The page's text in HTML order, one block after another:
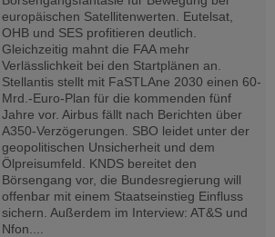
europäischen Satellitenwerten. Eutelsat,
OHB und SES profitieren deutlich.
Gleichzeitig mahnt die FAA mehr
Verlässlichkeit bei den Startplänen an.
Stellantis stellt mit FaSTLAne 2030 einen 60-
Mrd.-Euro-Plan für die kommenden fünf
Jahre vor. Airbus fällt nach Berichten über
A350-Verzögerungen. SBO leidet unter der
geopolitischen Unsicherheit und dem
Ölpreisumfeld. KNDS bereitet den
Börsengang vor, die Bundesregierung will
offenbar mit einem Staatseinstieg Einfluss
sichern. Außerdem im Interview: AT&S und
Nfon....